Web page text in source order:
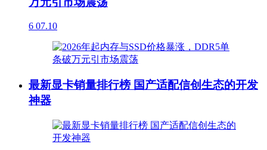
6 07.10
最新显卡销量排行榜 国产适配信创生态的开发
神器